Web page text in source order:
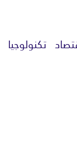
تكنولوجيا